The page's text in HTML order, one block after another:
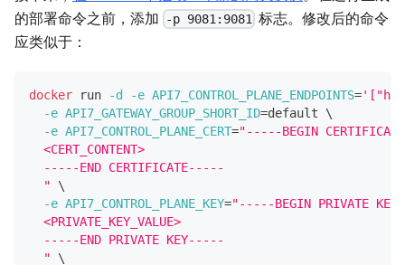
的部署命令之前，添加
-p 9081:9081 标志。修改后的命令
应类似于：
docker run -d -e API7_CONTROL_PLANE_ENDPOINTS=
-e API7_GATEWAY_GROUP_SHORT_ID=default \
-e API7_CONTROL_PLANE_CERT="-----BEGIN
  <CERT_CONTENT>
  -----END CERTIFICATE-----
  "
\
-e API7_CONTROL_PLANE_KEY="-----BEGIN PRIVATE
  <PRIVATE_KEY_VALUE>
  -----END PRIVATE KEY-----
  "
\